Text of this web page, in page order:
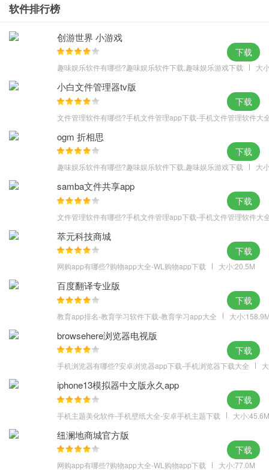
2、学习的时候能和其他的学生一起互动交流，大家练习对话的时候
3、俄语课程的学习分为多个不同的章节，重点知识内容会有所不
--句型中出现的单词以及相关字替换,让您贯彻了解句型以及单词涵
--有故事、词汇、对话、歌曲循序渐进学习，轻松学。
--整合俄语听力、口语、单词、教材等节目等你来听。
软件排行榜
创游世界 小游戏
趣味娱乐软件有哪些?趣味娱乐软件下载,趣味娱乐游戏下载 大
下载
小白文件管理器tv版
文件管理软件有哪些?手机文件管理app下载-手机文件管理软件大
下载
ogm 折相思
趣味娱乐软件有哪些?趣味娱乐软件下载,趣味娱乐游戏下载 大
下载
samba文件共享app
文件管理软件有哪些?手机文件管理app下载-手机文件管理软件大
下载
萃元科技商城
网购app有哪些?购物app大全-WL购物app下载 大小:20.5M
下载
百度翻译专业版
教育app排名-教育学习软件下载-教育学习app大全 大小
下载
browsehere浏览器电视版
手机浏览器有哪些?安卓浏览器app下载-手机浏览器下载大全
下载
iphone13模拟器中文版永久app
手机主题美化软件-手机壁纸大全-安卓手机主题下载 大小:45.6M
下载
纽澜地商城官方版
网购app有哪些?购物app大全-WL购物app下载 大小:77.0M
下载